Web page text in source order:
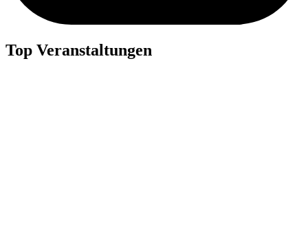
Top Veranstaltungen